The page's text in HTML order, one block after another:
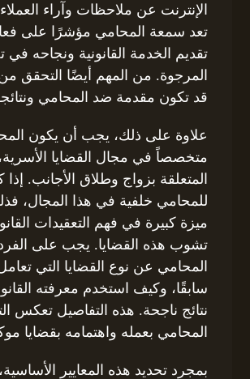
الإنترنت عن ملاحظات وآراء
تعد سمعة المحامي مؤشرًا على
تقديم الخدمة القانونية ونجاحه في
المرجوة. من المهم أيضًا التحقق
قد تكون مقدمة ضد المحامي
علاوة على ذلك، يجب أن يكون
متخصصاً في مجال القضايا
المتعلقة بزواج وطلاق الأجانب. إذا
للمحامي خلفية في هذا المجال،
ميزة كبيرة في فهم التعقيدات
تشوب هذه القضايا. يجب على
المحامي عن نوع القضايا التي
سابقًا، وكيف استخدم معرفته
نتائج ناجحة. هذه التفاصيل تعكس
المحامي بعمله واهتمامه بقضايا
بمجرد تحديد هذه المعايير